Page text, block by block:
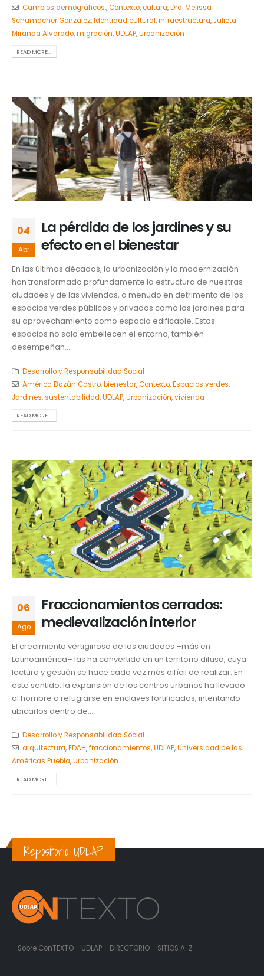
Cambios demográficos.,Contexto,cultura,Dra. Melissa
Schumacher González,Identidad cultural,infraestructura, Julieta
Miranda Alvarado,migración,UDLAP,Urbanización
READ MORE...
04
Abr
La pérdida de los jardines y su
efecto en el bienestar
En las últimas décadas, la urbanización y la modernización
han transformado profundamente la estructura de nuestras
ciudades y de las viviendas, a menudo en detrimento de los
espacios verdes públicos y privados como los jardines para
su aprovechamiento como espacio edificable. Estos
espacios no solo embellecen el entorno, también
desempeñan...
Desarrollo y Responsabilidad Social
América Bazán Castro,bienestar,Contexto,Espacios verdes,
Jardines,sustentabilidad,UDLAP,Urbanización,vivienda
READ MORE...
06
Ago
Fraccionamientos cerrados:
medievalización interior
El crecimiento vertiginoso de las ciudades –más en
Latinoamérica– las ha convertido en un territorio difuso, cuya
lectura y gestión se hace cada vez más difícil de realizar. En
este sentido, la expansión de los centros urbanos ha llevado
al hombre a refugiarse en enclaves fortificados, intentando
ubicarlos dentro de...
Desarrollo y Responsabilidad Social
arquitectura,EDAH,fraccionamientos,UDLAP,Universidad de las
Américas Puebla,Urbanización
READ MORE...
Repositorio UDLAP
Sobre ConTEXTO UDLAP DIRECTORIO SITIOS A-Z